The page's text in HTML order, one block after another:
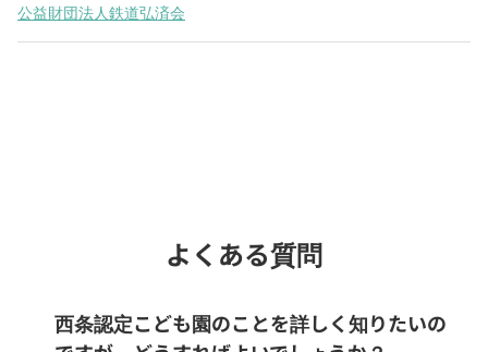
公益財団法人鉄道弘済会
よくある質問
西条認定こども園のことを詳しく知りたいの